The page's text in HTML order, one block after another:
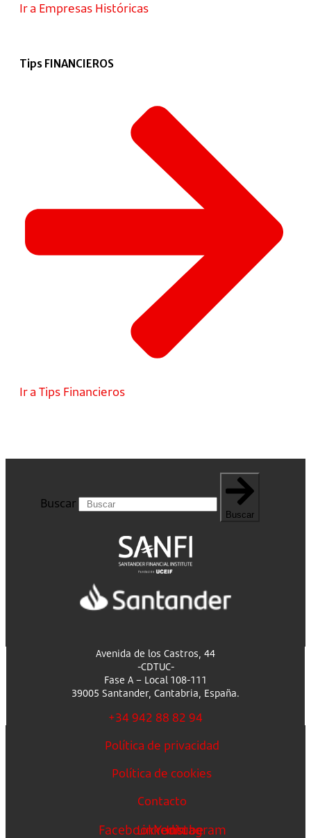
Ir a Empresas Históricas
Tips FINANCIEROS
Ir a Tips Financieros
Buscar
Buscar
Avenida de los Castros, 44
-CDTUC-
Fase A – Local 108-111
39005 Santander, Cantabria, España.
+34 942 88 82 94
Política de privacidad
Política de cookies
Contacto
FacebookLinkedin
Youtube
Instagram